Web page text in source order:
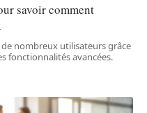
savoir comment
nombreux utilisateurs grâce
fonctionnalités avancées.